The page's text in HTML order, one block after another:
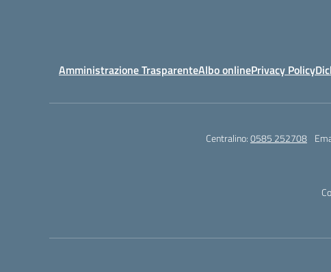
Amministrazione TrasparenteAlbo onlinePrivacy Policy
Centralino:0585 252708